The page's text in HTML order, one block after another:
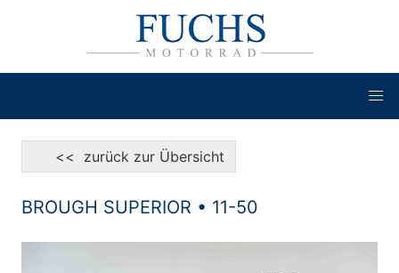
<< zurück zur Übersicht
BROUGH SUPERIOR • 11-50